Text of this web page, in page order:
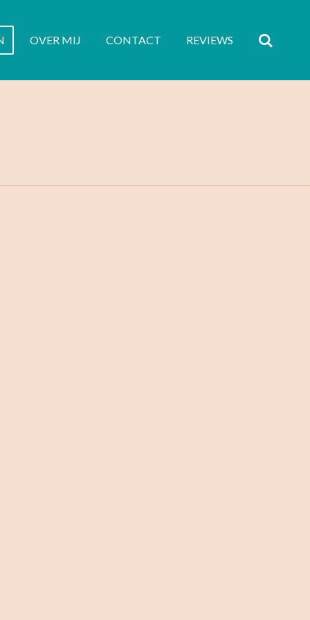
OVER MIJ CONTACT REVIEWS